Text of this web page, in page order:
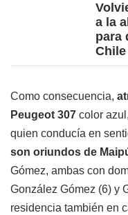
a la
para
Chile
Como consecuencia,
Peugeot 307 color
quien conducía en
son oriundos de
Gómez, ambas con
González Gómez (6) y
residencia también en